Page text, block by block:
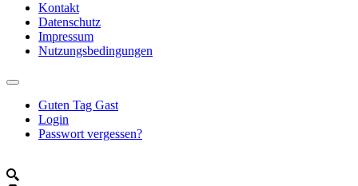
Kontakt
Datenschutz
Impressum
Nutzungsbedingungen
Guten Tag Gast
Login
Passwort vergessen?